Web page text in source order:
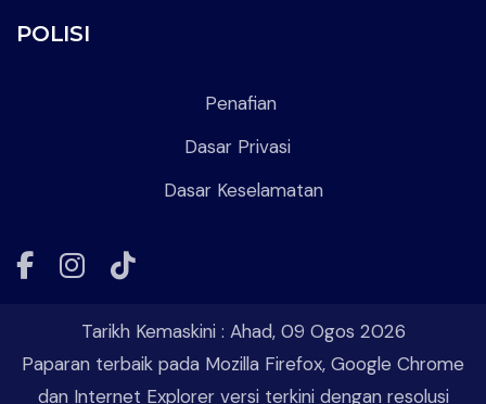
POLISI
Penafian
Dasar Privasi
Dasar Keselamatan
FacebookInstagram
Tiktok
Tarikh Kemaskini : Ahad, 09 Ogos 2026
Paparan terbaik pada Mozilla Firefox, Google Chrome
dan Internet Explorer versi terkini dengan resolusi